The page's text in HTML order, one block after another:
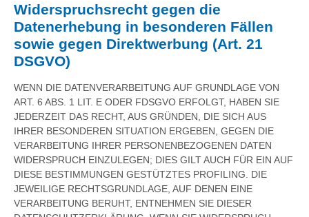
Widerspruchsrecht gegen die
Datenerhebung in besonderen Fällen
sowie gegen Direktwerbung (Art. 21
DSGVO)
WENN DIE DATENVERARBEITUNG AUF GRUNDLAGE VON
ART. 6 ABS. 1 LIT. E ODER FDSGVO ERFOLGT, HABEN SIE
JEDERZEIT DAS RECHT, AUS GRÜNDEN, DIE SICH AUS
IHRER BESONDEREN SITUATION ERGEBEN, GEGEN DIE
VERARBEITUNG IHRER PERSONENBEZOGENEN DATEN
WIDERSPRUCH EINZULEGEN; DIES GILT AUCH FÜR EIN AUF
DIESE BESTIMMUNGEN GESTÜTZTES PROFILING. DIE
JEWEILIGE RECHTSGRUNDLAGE, AUF DENEN EINE
VERARBEITUNG BERUHT, ENTNEHMEN SIE DIESER